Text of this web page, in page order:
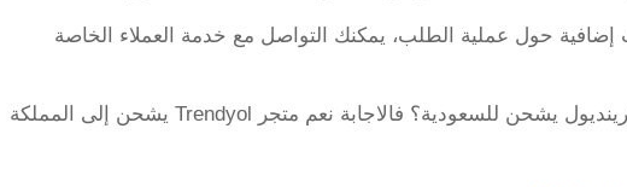
إضافية حول عملية الطلب، يمكنك التواصل مع خدمة العملاء الخاصة
وفيما يخص سؤال هل متجر ترينديول يشحن للسعودية؟ فالاجابة نعم متجر Trendyol يشحن إلى المملكة